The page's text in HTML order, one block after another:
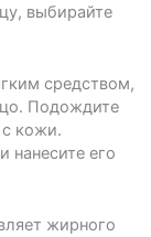
выбирайте
средством,
Подождите
кожи.
нанесите его
жирного